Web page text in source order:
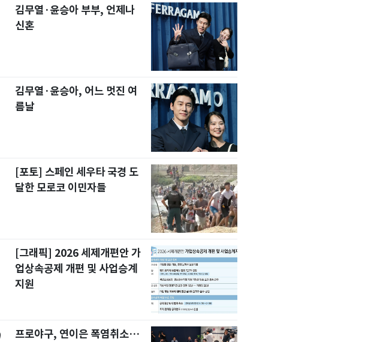
김무열·윤승아 부부, 언제나
신혼
김무열·윤승아, 어느 멋진 여
름날
[포토] 스페인 세우타 국경 도
달한 모로코 이민자들
[그래픽] 2026 세제개편안 가
업상속공제 개편 및 사업승계
지원
프로야구, 연이은 폭염취소…